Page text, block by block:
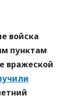
войска
пунктам
вражеской